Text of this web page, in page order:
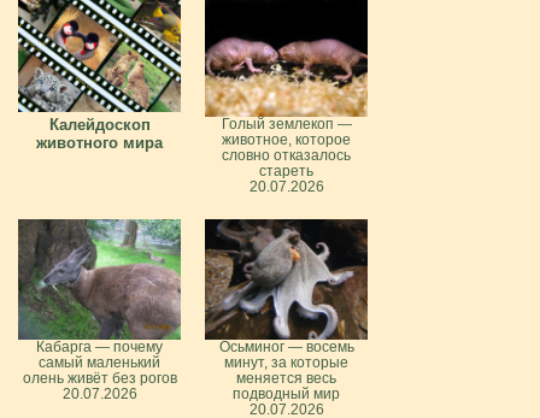
Калейдоскоп
животного мира
Голый землекоп —
животное, которое
словно отказалось
стареть
20.07.2026
Кабарга — почему
самый маленький
олень живёт без рогов
20.07.2026
Осьминог — восемь
минут, за которые
меняется весь
подводный мир
20.07.2026